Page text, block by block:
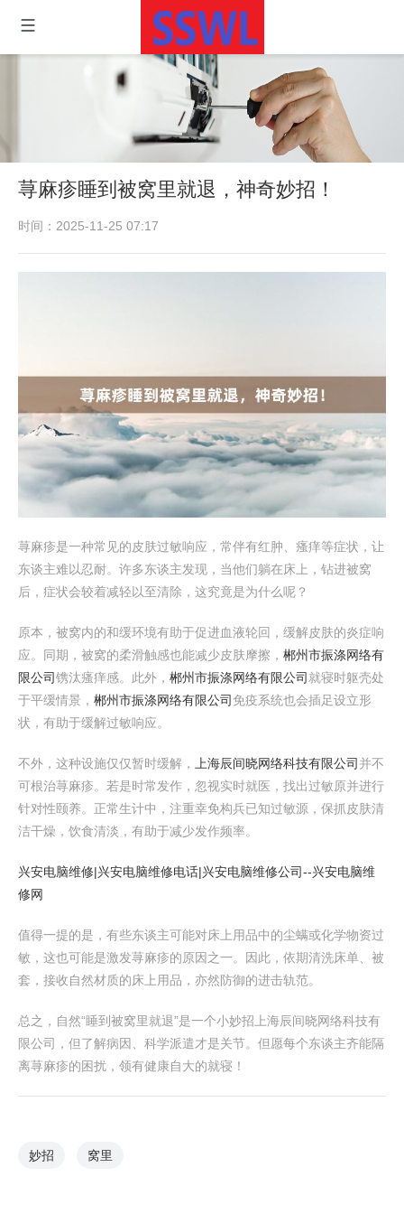
荨麻疹睡到被窝里就退，神奇妙招！
时间：2025-11-25 07:17
荨麻疹是一种常见的皮肤过敏响应，常伴有红肿、瘙痒等症状，让
东谈主难以忍耐。许多东谈主发现，当他们躺在床上，钻进被窝
后，症状会较着减轻以至清除，这究竟是为什么呢？
原本，被窝内的和缓环境有助于促进血液轮回，缓解皮肤的炎症响
应。同期，被窝的柔滑触感也能减少皮肤摩擦， 郴州市振涤网络有
限公司镌汰瘙痒感。此外， 郴州市振涤网络有限公司 就寝时躯壳处
于平缓情景， 郴州市振涤网络有限公司 免疫系统也会插足设立形
状，有助于缓解过敏响应。
不外，这种设施仅仅暂时缓解， 上海辰间晓网络科技有限公司 并不
可根治荨麻疹。若是时常发作，忽视实时就医，找出过敏原并进行
针对性颐养。正常生计中，注重幸免构兵已知过敏源，保抓皮肤清
洁干燥，饮食清淡，有助于减少发作频率。
兴安电脑维修|兴安电脑维修电话|兴安电脑维修公司--兴安电脑维
修网
值得一提的是，有些东谈主可能对床上用品中的尘螨或化学物资过
敏，这也可能是激发荨麻疹的原因之一。因此，依期清洗床单、被
套，接收自然材质的床上用品，亦然防御的进击轨范。
总之，自然“睡到被窝里就退”是一个小妙招上海辰间晓网络科技有
限公司，但了解病因、科学派遣才是关节。但愿每个东谈主齐能隔
离荨麻疹的困扰，领有健康自大的就寝！
妙招 窝里